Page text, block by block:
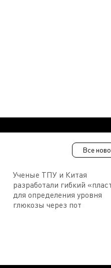
Все
Ученые ТПУ и Китая
разработали гибкий
для определения уровня
глюкозы через пот